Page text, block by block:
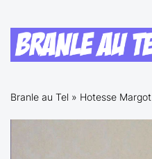
content
Branle au Tel » Hotesse Margot